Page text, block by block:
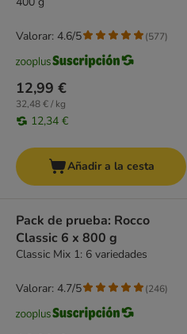
12,99 €
32,48 € / kg
12,34 €
Valorar: 4.6/5 (577)
Añadir a la cesta
Pack de prueba: Rocco
Classic 6 x 800 g
Classic Mix 1: 6 variedades
Valorar: 4.7/5 (246)